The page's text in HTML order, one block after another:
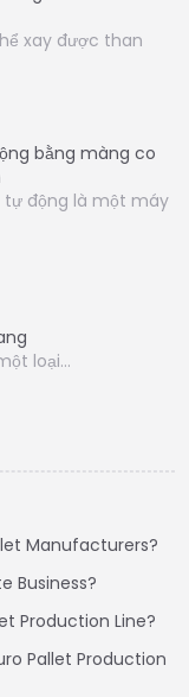
xay được than
bằng màng co
động là một máy
loại…
Manufacturers?
Business?
Production Line?
Pallet Production